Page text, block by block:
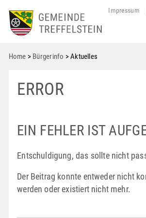
Impressum
Home > Bürgerinfo > Aktuelles
ERROR
EIN FEHLER IST
Entschuldigung, das sollte nicht
Der Beitrag konnte entweder nicht
werden oder existiert nicht mehr.